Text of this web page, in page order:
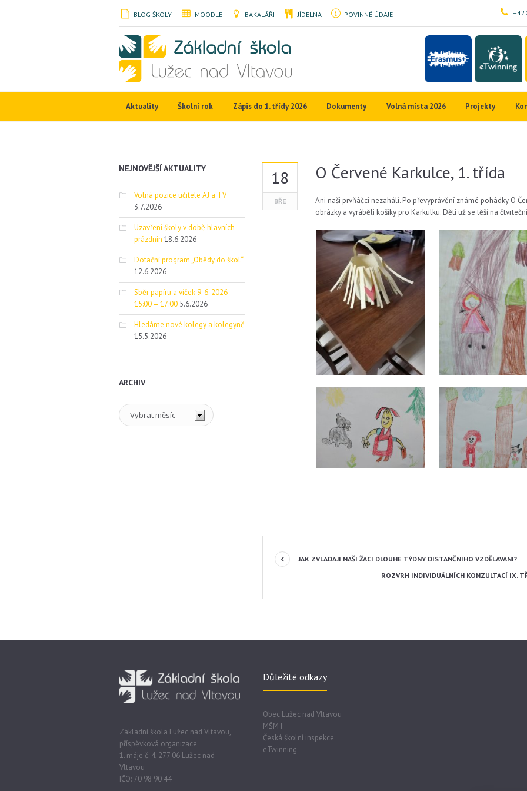
BLOG ŠKOLY MOODLE BAKALÁŘI JÍDELNA POVINNÉ ÚDAJE
Aktuality Školní rok Zápis do 1. třídy 2026 Dokumenty Volná místa 2026 Projekty
18
BŘE
O Červené Karkulce, 1. třída
Ani naši prvňáčci nezahálí. Po převyprávění známé pohádky O
obrázky a vyráběli košíky pro Karkulku. Děti už se těší na
JAK ZVLÁDAJÍ NAŠI ŽÁCI DLOUHÉ TÝDNY DISTANČNÍHO VZDĚLÁVÁNÍ?
ROZVRH INDIVIDUÁLNÍCH KONZULTACÍ IX.
NEJNOVĚJŠÍ AKTUALITY
Volná pozice učitele AJ a TV
3.7.2026
Uzavření školy v době hlavních
prázdnin 18.6.2026
Dotační program „Obědy do škol“
12.6.2026
Sběr papíru a víček 9. 6. 2026
15:00 – 17:00 5.6.2026
Hledáme nové kolegy a kolegyně
15.5.2026
ARCHIV
Archiv
Základní škola Lužec nad Vltavou,
příspěvková organizace
1. máje č. 4, 277 06 Lužec nad
Vltavou
IČO: 70 98 90 44
Důležité odkazy
Obec Lužec nad Vltavou
MŠMT
Česká školní inspekce
eTwinning